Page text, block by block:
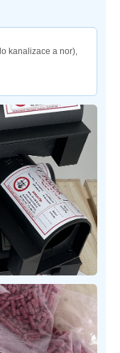
kanalizace a nor),